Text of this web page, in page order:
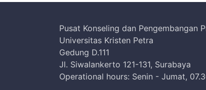
Pusat Konseling dan Pengembangan
Universitas Kristen Petra
Gedung D.111
Jl. Siwalankerto 121-131, Surabaya
Operational hours: Senin - Jumat,